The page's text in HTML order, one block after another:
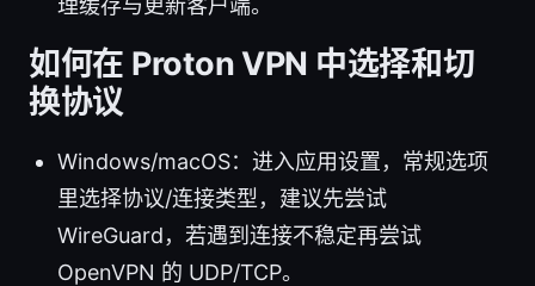
如何在 Proton VPN 中选择和切
换协议
Windows/macOS：进入应用设置，常规选项
里选择协议/连接类型，建议先尝试
WireGuard，若遇到连接不稳定再尝试
OpenVPN 的 UDP/TCP。